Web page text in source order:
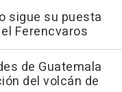
sigue su puesta
Ferencvaros
de Guatemala
del volcán de